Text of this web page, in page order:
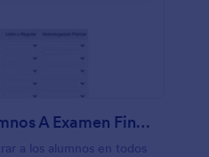
Inscripción De Alumnos A Examen Final Carrera De Lengua Y Literatura
a los alumnos en todos